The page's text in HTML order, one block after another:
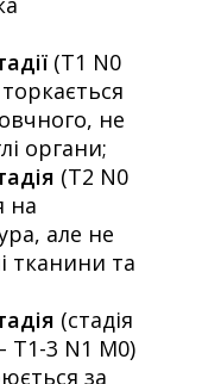
(T1 N0
не
органи;
(T2 N0
на
але не
тканини та
(стадія
T1-3 N1 M0)
за